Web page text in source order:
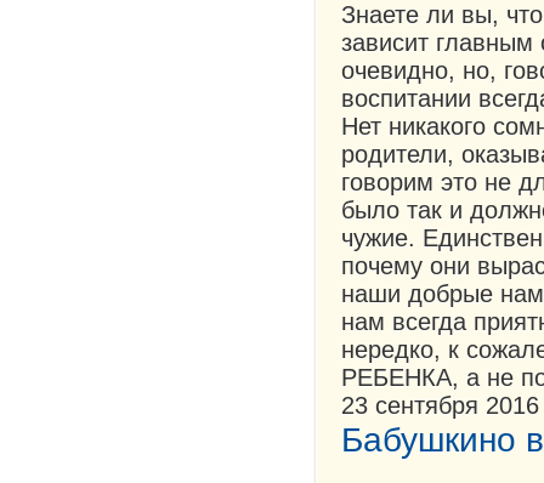
Знаете ли вы,
зависит главным
очевидно, но,
воспитании
Нет никакого
родители,
говорим это не
было так и
чужие.
почему они
наши добрые
нам всегда
нередко, к
РЕБЕНКА, а не
23 сентября 2016
Бабушкино